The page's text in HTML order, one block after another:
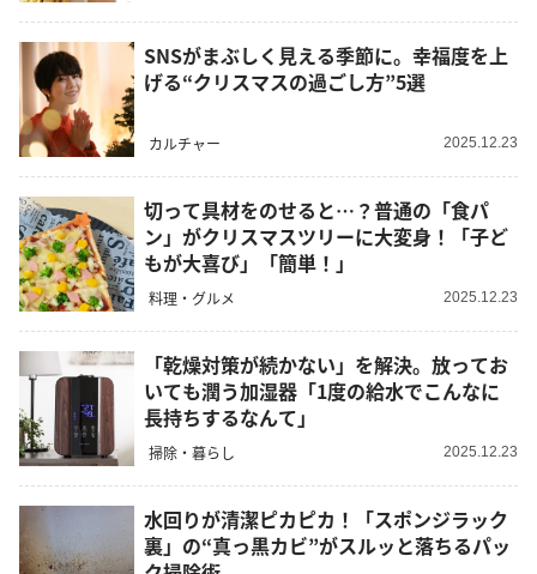
SNSがまぶしく見える季節に。幸福度を上
げる“クリスマスの過ごし方”5選
カルチャー 2025.12.23
切って具材をのせると…？普通の「食パ
ン」がクリスマスツリーに大変身！「子ど
もが大喜び」「簡単！」
料理・グルメ 2025.12.23
「乾燥対策が続かない」を解決。放ってお
いても潤う加湿器「1度の給水でこんなに
長持ちするなんて」
掃除・暮らし 2025.12.23
水回りが清潔ピカピカ！「スポンジラック
裏」の“真っ黒カビ”がスルッと落ちるパッ